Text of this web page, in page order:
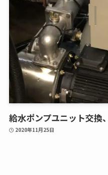
給水ポンプユニット交換
2020年11月25日